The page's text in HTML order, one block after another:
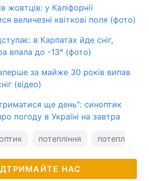
жовтців: у Каліфорнії
величезні квіткові поля (фото)
в Карпатах йде сніг,
впала до -13° (фото)
за майже 30 років випав
(відео)
ще день": синоптик
погоду в Україні на завтра
потепління потепління в
НАС